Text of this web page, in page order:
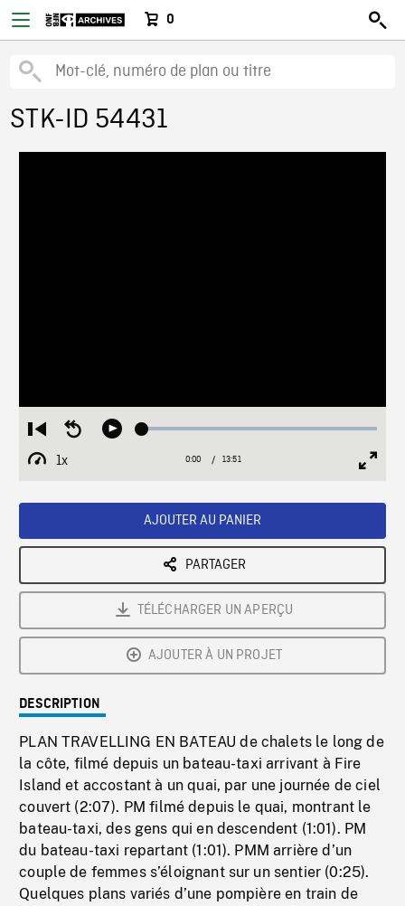
0
STK-ID 54431
Restart
from
beginning
Seek
Play Loaded:
1x
Playback
Current
0:00 / Duration
13:51
AJOUTER AU PANIER
PARTAGER
TÉLÉCHARGER UN APERÇU
AJOUTER À UN PROJET
DESCRIPTION
PLAN TRAVELLING EN BATEAU de chalets le long de
la côte, filmé depuis un bateau-taxi arrivant à Fire
Island et accostant à un quai, par une journée de ciel
couvert (2:07). PM filmé depuis le quai, montrant le
bateau-taxi, des gens qui en descendent (1:01). PM
du bateau-taxi repartant (1:01). PMM arrière d’un
couple de femmes s’éloignant sur un sentier (0:25).
Quelques plans variés d’une pompière en train de